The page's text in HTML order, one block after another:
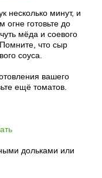
несколько минут, и
готовьте до
мёда и соевого
что сыр
соуса.
вашего
ещё томатов.
дольками или